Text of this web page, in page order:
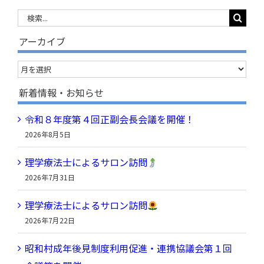
…
アーカイブ
ア
ー
カ
イ
ブ
新着情報・お知らせ
令和８年度第４回正副会長会議を開催！
2026年8月5日
理学療法士によるサロン訪問
2026年7月31日
理学療法士によるサロン訪問
2026年7月22日
昭和村成年後見制度利用促進・連携協議会第１回